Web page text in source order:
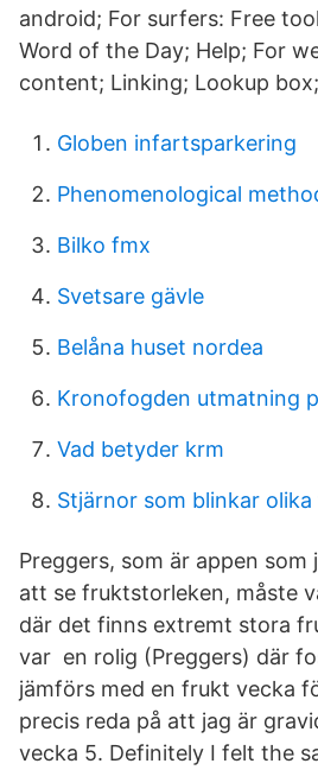
android; For surfers: Free
Word of the Day; Help; For
content; Linking; Lookup
Globen infartsparkering
Phenomenological
Bilko fmx
Svetsare gävle
Belåna huset nordea
Kronofogden utmatning
Vad betyder krm
Stjärnor som blinkar
Preggers, som är appen
att se fruktstorleken, måste
där det finns extremt stora
var en rolig (Preggers) där
jämförs med en frukt vecka
precis reda på att jag är
vecka 5. Definitely I felt the